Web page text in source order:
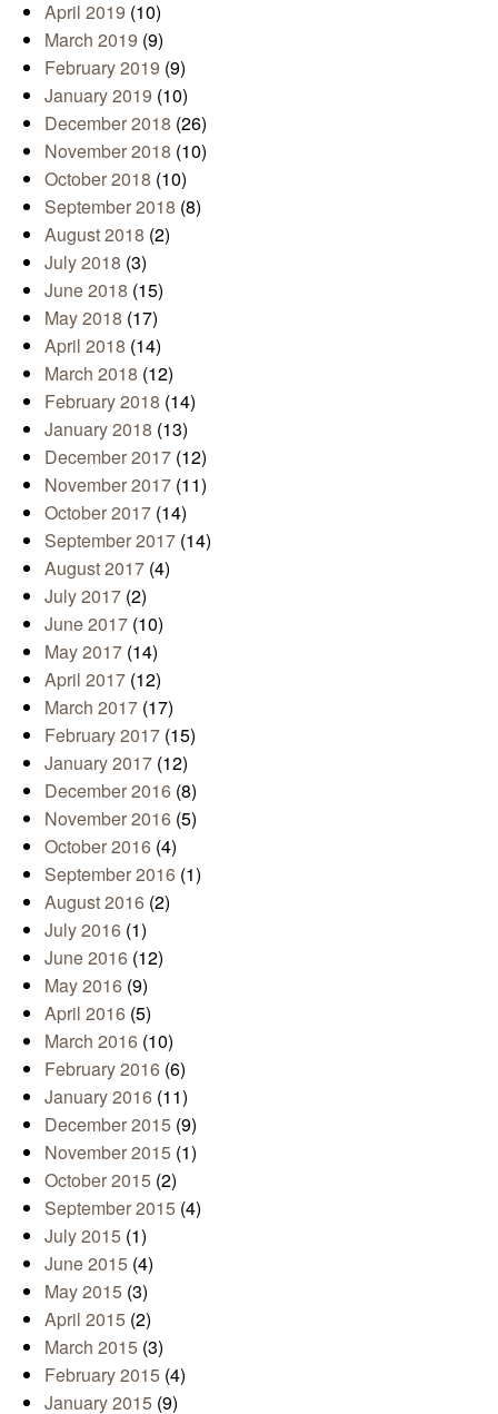
April 2019 (10)
March 2019 (9)
February 2019 (9)
January 2019 (10)
December 2018 (26)
November 2018 (10)
October 2018 (10)
September 2018 (8)
August 2018 (2)
July 2018 (3)
June 2018 (15)
May 2018 (17)
April 2018 (14)
March 2018 (12)
February 2018 (14)
January 2018 (13)
December 2017 (12)
November 2017 (11)
October 2017 (14)
September 2017 (14)
August 2017 (4)
July 2017 (2)
June 2017 (10)
May 2017 (14)
April 2017 (12)
March 2017 (17)
February 2017 (15)
January 2017 (12)
December 2016 (8)
November 2016 (5)
October 2016 (4)
September 2016 (1)
August 2016 (2)
July 2016 (1)
June 2016 (12)
May 2016 (9)
April 2016 (5)
March 2016 (10)
February 2016 (6)
January 2016 (11)
December 2015 (9)
November 2015 (1)
October 2015 (2)
September 2015 (4)
July 2015 (1)
June 2015 (4)
May 2015 (3)
April 2015 (2)
March 2015 (3)
February 2015 (4)
January 2015 (9)